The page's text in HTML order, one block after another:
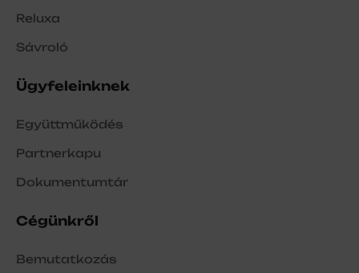
Reluxa
Sávroló
Ügyfeleinknek
Együttműködés
Partnerkapu
Dokumentumtár
Cégünkről
Bemutatkozás